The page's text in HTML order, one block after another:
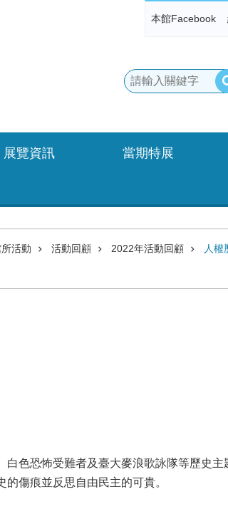
本館Facebook
展覽資訊 當期特展
活動 活動回顧 2022年活動回顧 人權
色恐怖受難者及臺大麥浪歌詠隊等歷史主
傷痕並反思自由民主的可貴。